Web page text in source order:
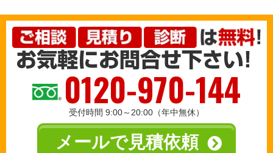
0120-970-144
受付時間 9:00～20:00（年中無休）
メールで見積依頼